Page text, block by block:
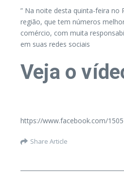
” Na noite desta quinta-feira no
região, que tem números
comércio, com muita
em suas redes sociais
Veja o
https://www.facebook.com/
Share Article